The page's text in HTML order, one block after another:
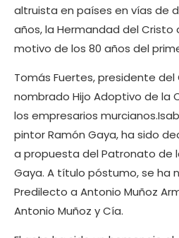
altruista en países en vías de
años, la Hermandad del Cristo
motivo de los 80 años del
Tomás Fuertes, presidente del
nombrado Hijo Adoptivo de la
los empresarios
pintor Ramón Gaya, ha sido
a propuesta del Patronato de
Gaya. A título póstumo, se ha
Predilecto a Antonio Muñoz
Antonio Muñoz y Cía.